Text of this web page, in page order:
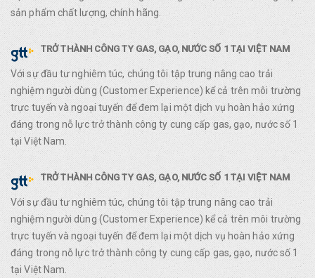
sản phẩm chất lượng, chính hãng.
TRỞ THÀNH CÔNG TY GAS, GẠO, NƯỚC SỐ 1 TẠI VIỆT NAM
Với sự đầu tư nghiêm túc, chúng tôi tập trung nâng cao trải
nghiệm người dùng (Customer Experience) kể cả trên môi trường
trực tuyến và ngoại tuyến để đem lại một dịch vụ hoàn hảo xứng
đáng trong nỗ lực trở thành công ty cung cấp gas, gạo, nước số 1
tại Việt Nam.
TRỞ THÀNH CÔNG TY GAS, GẠO, NƯỚC SỐ 1 TẠI VIỆT NAM
Với sự đầu tư nghiêm túc, chúng tôi tập trung nâng cao trải
nghiệm người dùng (Customer Experience) kể cả trên môi trường
trực tuyến và ngoại tuyến để đem lại một dịch vụ hoàn hảo xứng
đáng trong nỗ lực trở thành công ty cung cấp gas, gạo, nước số 1
tại Việt Nam.